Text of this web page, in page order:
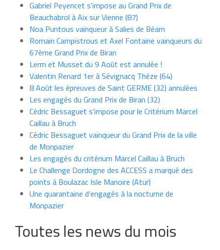
Gabriel Peyencet s’impose au Grand Prix de
Beauchabrol à Aix sur Vienne (87)
Noa Puntous vainqueur à Salies de Béarn
Romain Campistrous et Axel Fontaine vainqueurs du
67ème Grand Prix de Biran
Lerm et Musset du 9 Août est annulée !
Valentin Renard 1er à Sévignacq Théze (64)
8 Août les épreuves de Saint GERME (32) annulées
Les engagés du Grand Prix de Biran (32)
Cédric Bessaguet s’impose pour le Critérium Marcel
Caillau à Bruch
Cédric Bessaguet vainqueur du Grand Prix de la ville
de Monpazier
Les engagés du critérium Marcel Caillau à Bruch
Le Challenge Dordogne des ACCESS a marqué des
points à Boulazac Isle Manoire (Atur)
Une quarantaine d’engagés à la nocturne de
Monpazier
Toutes les news du mois